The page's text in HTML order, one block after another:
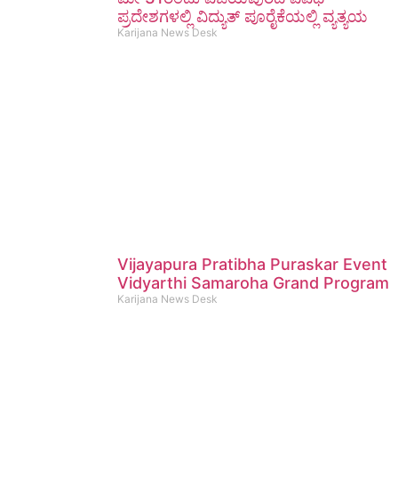
ಪ್ರದೇಶಗಳಲ್ಲಿ ವಿದ್ಯುತ್ ಪೂರೈಕೆಯಲ್ಲಿ ವ್ಯತ್ಯಯ
Karijana News Desk
Vijayapura Pratibha Puraskar Event
Vidyarthi Samaroha Grand Program
Karijana News Desk